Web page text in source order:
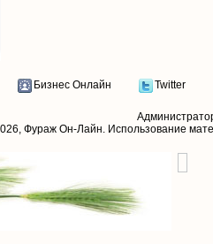
Бизнес Онлайн Twitter
Фураж Он-Лайн. Использование